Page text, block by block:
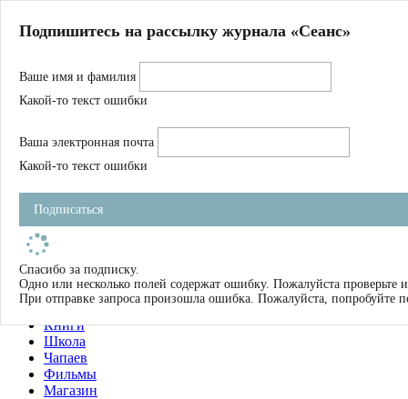
Магазин
Журнал
Школа
Устав
Фильмы
Имена
Тэги
О нас
Журнал
Книги
Школа
Чапаев
Фильмы
Магазин
Подпишитесь на рассылку журнала «Сеанс»
Ваше имя и фамилия
Какой-то текст ошибки
Ваша электронная почта
Какой-то текст ошибки
Подписаться
Спасибо за подписку.
Одно или несколько полей содержат ошибку. Пожалуйста проверьте
При отправке запроса произошла ошибка. Пожалуйста, попробуйте